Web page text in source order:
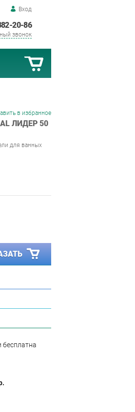
Вход
20-86
звонок
в избранное
ЛИДЕР 50
для ванных
бесплатна